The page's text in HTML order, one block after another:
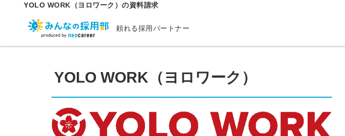
YOLO WORK（ヨロワーク）の資料請求
頼れる採用パートナー
YOLO WORK（ヨロワーク）